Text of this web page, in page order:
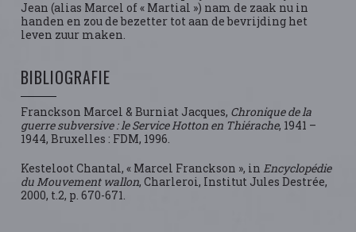
Jean (alias Marcel of « Martial ») nam de zaak nu in
handen en zou de bezetter tot aan de bevrijding het
leven zuur maken.
BIBLIOGRAFIE
Franckson Marcel & Burniat Jacques, Chronique de la
guerre subversive : le Service Hotton en Thiérache, 1941 –
1944, Bruxelles : FDM, 1996.
Kesteloot Chantal, « Marcel Franckson », inEncyclopédie
du Mouvement wallon, Charleroi, Institut Jules Destrée,
2000, t.2, p. 670-671.